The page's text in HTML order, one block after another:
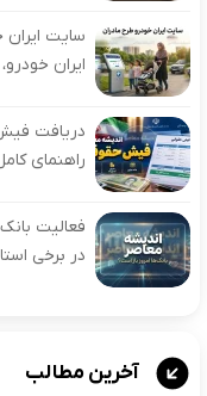
سایت
ایران
دریافت
راهنمای
در برخی
آخرین مطالب